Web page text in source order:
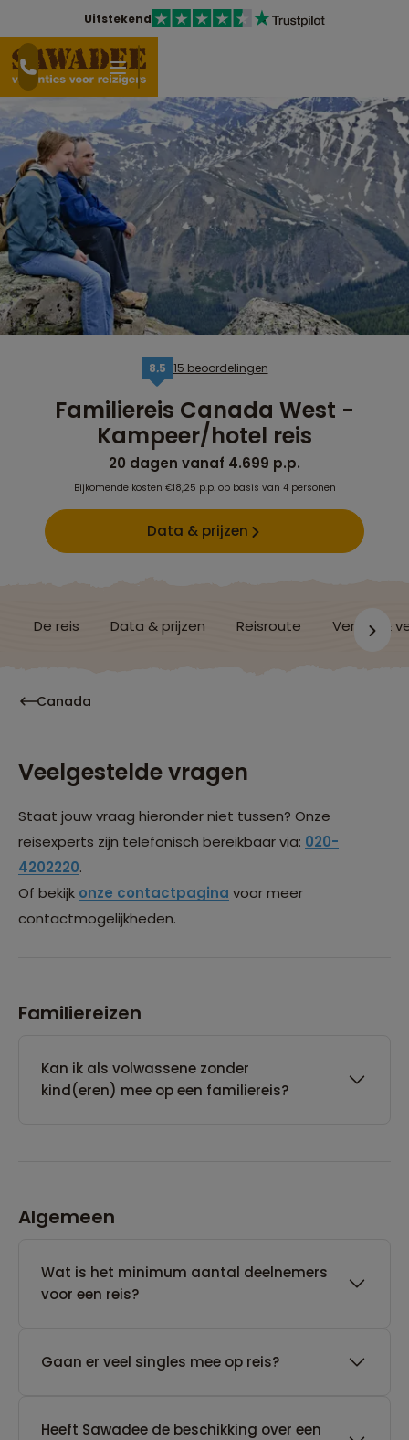
Uitstekend
8,5 15 beoordelingen
Familiereis Canada West -
Kampeer/hotel reis
20 dagen vanaf 4.699 p.p.
Bijkomende kosten €18,25 p.p. op basis van 4 personen
Data & prijzen
De reis Data & prijzen Reisroute Verblijf &
Canada
Veelgestelde vragen
Staat jouw vraag hieronder niet tussen? Onze
reisexperts zijn telefonisch bereikbaar via: 020-
4202220.
Of bekijk onze contactpagina voor meer
contactmogelijkheden.
Familiereizen
Kan ik als volwassene zonder
kind(eren) mee op een familiereis?
Algemeen
Wat is het minimum aantal deelnemers
voor een reis?
Gaan er veel singles mee op reis?
Heeft Sawadee de beschikking over een